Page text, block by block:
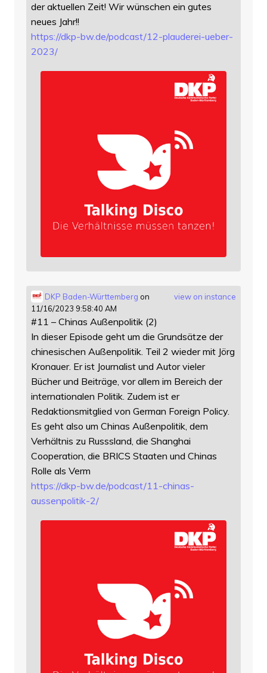
der aktuellen Zeit! Wir wünschen ein gutes
neues Jahr!!
https://dkp-bw.de/podcast/12-plauderei-ueber-
2023/
view on instance
DKP Baden-Württemberg on
11/16/2023 9:58:40 AM
#11 – Chinas Außenpolitik (2)
In dieser Episode geht um die Grundsätze der
chinesischen Außenpolitik. Teil 2 wieder mit Jörg
Kronauer. Er ist Journalist und Autor vieler
Bücher und Beiträge, vor allem im Bereich der
internationalen Politik. Zudem ist er
Redaktionsmitglied von German Foreign Policy.
Es geht also um Chinas Außenpolitik, dem
Verhältnis zu Russsland, die Shanghai
Cooperation, die BRICS Staaten und Chinas
Rolle als Verm
https://dkp-bw.de/podcast/11-chinas-
aussenpolitik-2/